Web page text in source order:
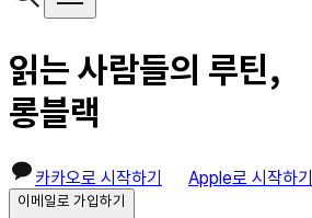
읽는 사람들의 루틴,
롱블랙
카카오로 시작하기 Apple로 시작하기
이메일로 가입하기